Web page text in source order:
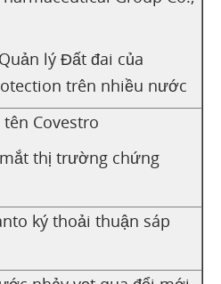
lý Đất đai của
trên nhiều nước
Covestro
thị trường chứng
ký thoải thuận sáp